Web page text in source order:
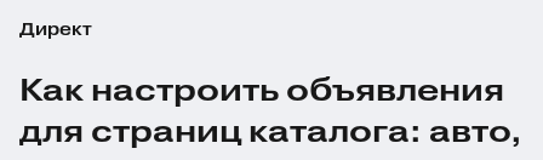
Директ
Как настроить объявления
для страниц каталога: авто,